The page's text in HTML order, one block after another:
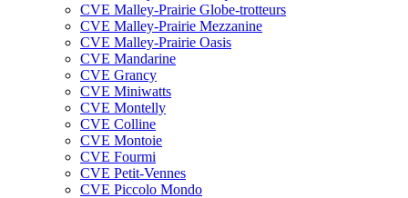
CVE Malley-Prairie Globe-trotteurs
CVE Malley-Prairie Mezzanine
CVE Malley-Prairie Oasis
CVE Mandarine
CVE Grancy
CVE Miniwatts
CVE Montelly
CVE Colline
CVE Montoie
CVE Fourmi
CVE Petit-Vennes
CVE Piccolo Mondo